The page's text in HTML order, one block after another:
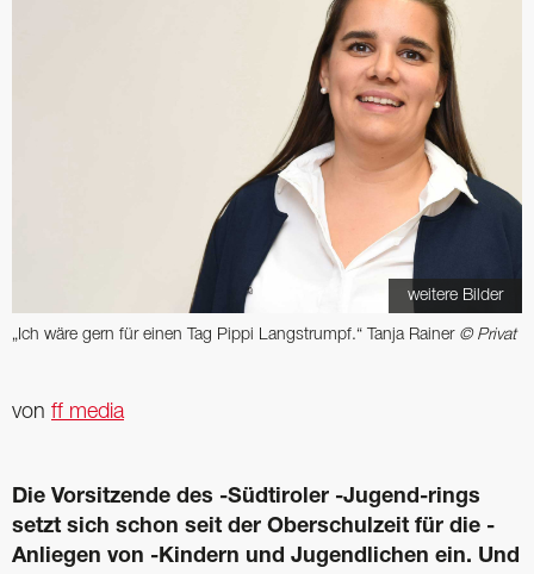
weitere Bilder
„Ich wäre gern für einen Tag Pippi Langstrumpf.“ Tanja Rainer © Privat
von ff media
Die Vorsitzende des -Südtiroler -Jugend-rings
setzt sich schon seit der Oberschulzeit für die -
Anliegen von -Kindern und Jugendlichen ein. Und